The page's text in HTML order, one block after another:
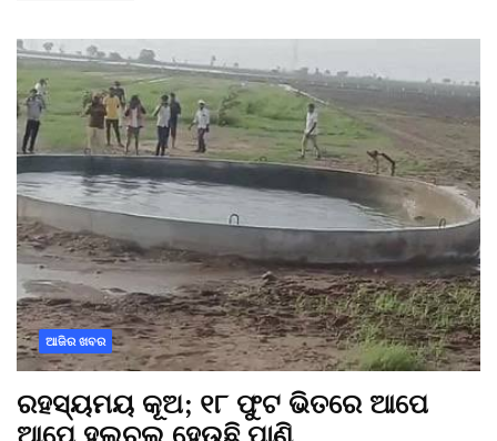
ଆଜିର ଖବର
ରହସ୍ୟମୟ କୂଅ; ୧୮ ଫୁଟ ଭିତରେ ଆପେ